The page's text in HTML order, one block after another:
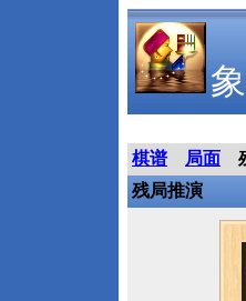
棋谱 局面
残局推演